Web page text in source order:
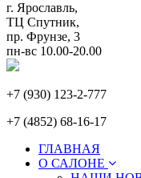
г. Ярославль,
ТЦ Спутник,
пр. Фрунзе, 3
пн-вс 10.00-20.00
+7 (930) 123-2-777
+7 (4852) 68-16-17
ГЛАВНАЯ
О САЛОНЕ